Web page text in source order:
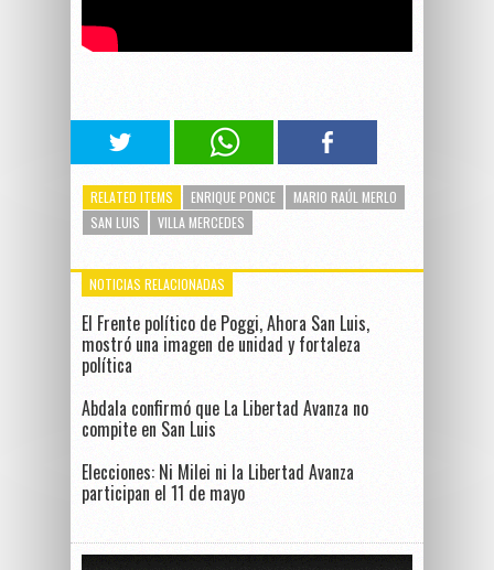
RELATED ITEMS ENRIQUE PONCE
MARIO RAÚL MERLO
SAN LUIS
VILLA MERCEDES
NOTICIAS RELACIONADAS
El Frente político de Poggi, Ahora San Luis,
mostró una imagen de unidad y fortaleza
política
Abdala confirmó que La Libertad Avanza no
compite en San Luis
Elecciones: Ni Milei ni la Libertad Avanza
participan el 11 de mayo